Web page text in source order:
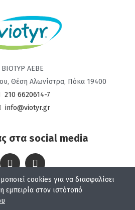
ΒΙΟΤΥΡ ΑΕΒΕ
Θέση Αλωνίστρα, Πόκα 19400
210 6620614-7
info@viotyr.gr
στα social media
Viotyr © 2024
cookies για να διασφαλίσει
εμπειρία στον ιστότοπό